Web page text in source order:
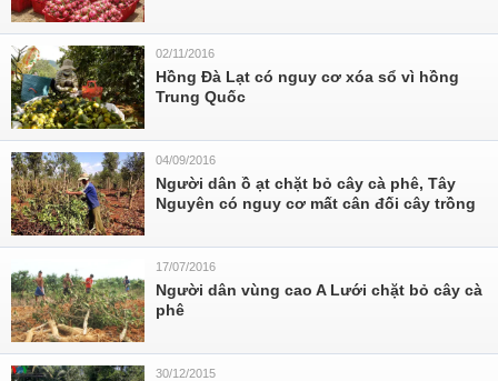
02/11/2016
Hồng Đà Lạt có nguy cơ xóa sổ vì hồng
Trung Quốc
04/09/2016
Người dân ồ ạt chặt bỏ cây cà phê, Tây
Nguyên có nguy cơ mất cân đối cây trồng
17/07/2016
Người dân vùng cao A Lưới chặt bỏ cây cà
phê
30/12/2015